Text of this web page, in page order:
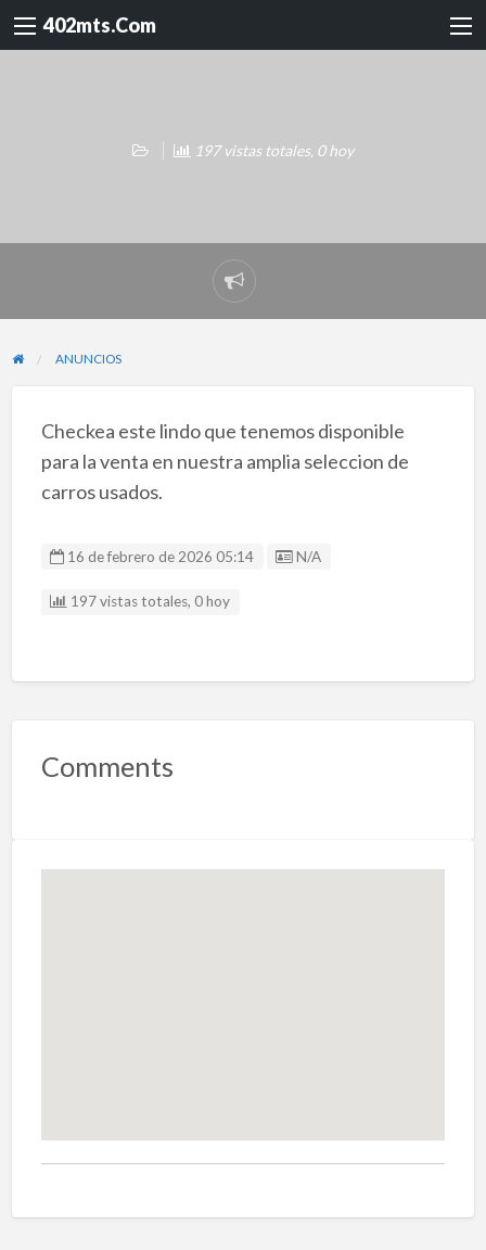
402mts.Com
197 vistas totales, 0 hoy
Reportar
problema
ANUNCIOS
Checkea este lindo que tenemos disponible
para la venta en nuestra amplia seleccion de
carros usados.
16 de febrero de 2026 05:14 Listing ID
N/A
197 vistas totales, 0 hoy
Comments